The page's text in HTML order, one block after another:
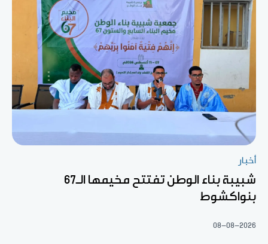
أخبار
شبيبة بناء الوطن تفتتح مخيمها الـ67
بنواكشوط
08-08-2026